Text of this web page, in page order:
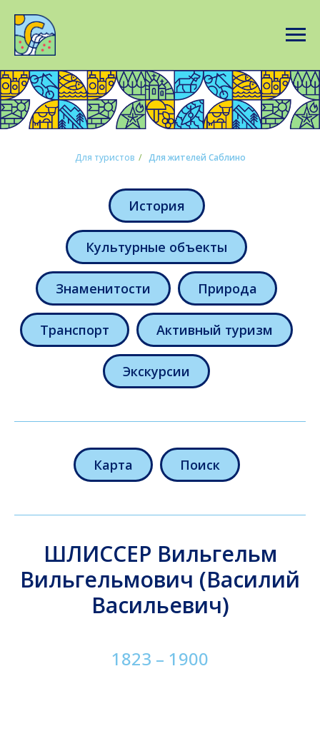
Для туристов / Для жителей Саблино
История
Культурные объекты
Знаменитости Природа
Транспорт Активный туризм
Экскурсии
Карта Поиск
ШЛИССЕР Вильгельм
Вильгельмович (Василий
Васильевич)
1823 – 1900